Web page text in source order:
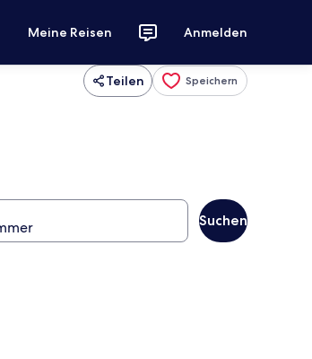
Meine Reisen Anmelden
Teilen Speichern
Suchen